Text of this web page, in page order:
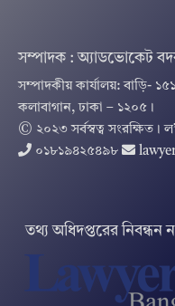
সম্পাদক : অ্যাডভোকেট
সম্পাদকীয় কার্যালয়: বাড়ি-
কলাবাগান, ঢাকা – ১২০৫।
© ২০২৩ সর্বস্বত্ব সংরক্ষিত ।
০১৮১৯৪২৫৪৯৮
তথ‌্য অ‌ধিদপ্ত‌রের নিবন্ধন